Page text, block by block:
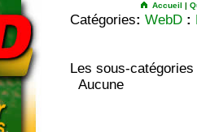
Accueil |
Catégories: WebD :
Les sous-catégories
Aucune